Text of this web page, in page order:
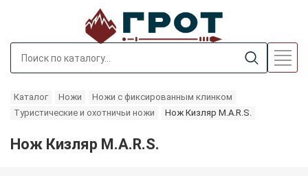
Каталог Ножи
Ножи с фиксированным клинком
Туристические и охотничьи ножи
Нож Кизляр M.A.R.S.
Нож Кизляр M.A.R.S.